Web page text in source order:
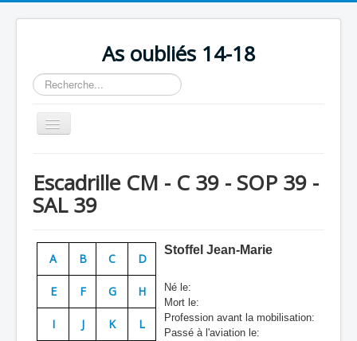
As oubliés 14-18
Rechercher
Basculer
la
Chronologie
Escadrilles
Organisation
Avions
Personnels
Formation
Escadrille CM - C 39 - SOP 39 -
SAL 39
A B C D
E F G H
I J K L
Stoffel Jean-Marie
Né le:
Mort le:
Profession avant la mobilisation:
Passé à l'aviation le: